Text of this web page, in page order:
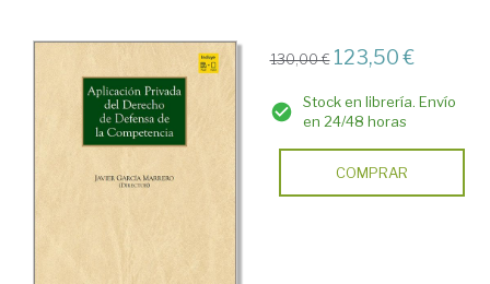
130,00 € 123,50 €
Stock en librería. Envío
en 24/48 horas
COMPRAR